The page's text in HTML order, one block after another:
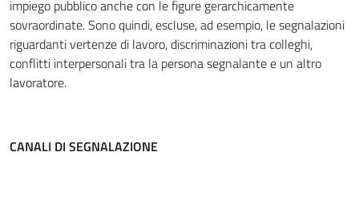
impiego pubblico anche con le figure gerarchicamente
sovraordinate. Sono quindi, escluse, ad esempio, le segnalazioni
riguardanti vertenze di lavoro, discriminazioni tra colleghi,
conflitti interpersonali tra la persona segnalante e un altro
lavoratore.
CANALI DI SEGNALAZIONE